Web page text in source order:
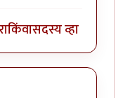
किंवासदस्य व्हा